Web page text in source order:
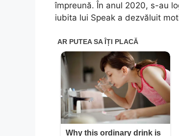
împreună. În anul 2020, s-au
iubita lui Speak a dezvăluit